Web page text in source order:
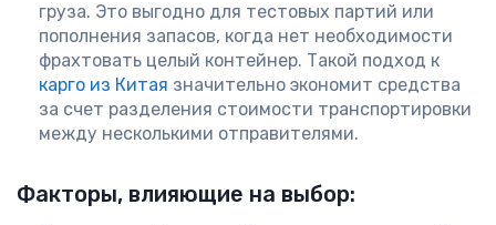
груза. Это выгодно для тестовых партий или
пополнения запасов, когда нет необходимости
фрахтовать целый контейнер. Такой подход к
карго из Китая значительно экономит средства
за счет разделения стоимости транспортировки
между несколькими отправителями.
Факторы, влияющие на выбор: